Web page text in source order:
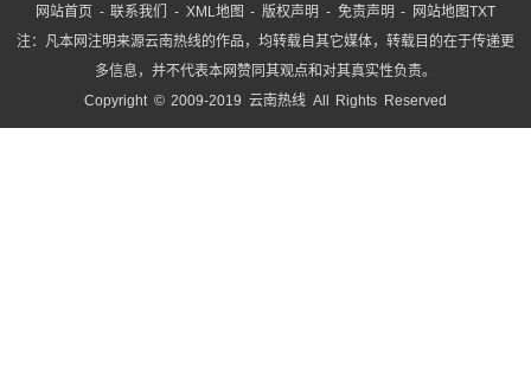
网站首页 -联系我们 - XML地图 -版权声明 - 免责声明 - 网站地图TXT
注：凡本网注明来源云南热线的作品，均转载自其它媒体，转载目的在于传递更
多信息，并不代表本网赞同其观点和对其真实性负责。
Copyright © 2009-2019 云南热线 All Rights Reserved